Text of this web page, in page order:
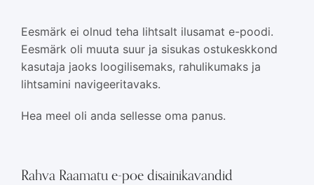
Eesmärk ei olnud teha lihtsalt ilusamat e-poodi.
Eesmärk oli muuta suur ja sisukas ostukeskkond
kasutaja jaoks loogilisemaks, rahulikumaks ja
lihtsamini navigeeritavaks.
Hea meel oli anda sellesse oma panus.
Rahva Raamatu e-poe disainikavandid